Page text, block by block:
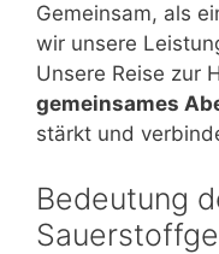
Gemeinsam, als
wir unsere
Unsere Reise zur
gemeinsames
stärkt und
Bedeutung